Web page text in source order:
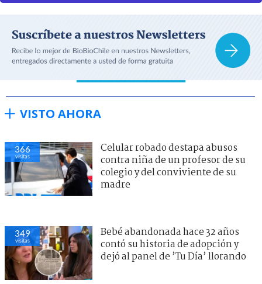
VISTO AHORA
366
visitas
Celular robado destapa abusos
contra niña de un profesor de su
colegio y del conviviente de su
madre
349
visitas
Bebé abandonada hace 32 años
contó su historia de adopción y
dejó al panel de ’Tu Día’ llorando